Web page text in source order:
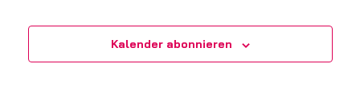
Kalender abonnieren